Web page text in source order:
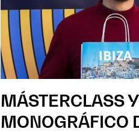
MÁSTERCLASS Y
MONOGRÁFICO